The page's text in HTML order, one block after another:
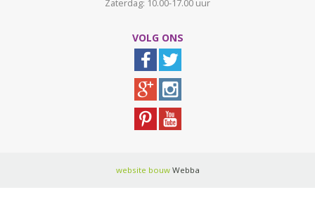
Zaterdag: 10.00-17.00 uur
VOLG ONS
website bouwWebba